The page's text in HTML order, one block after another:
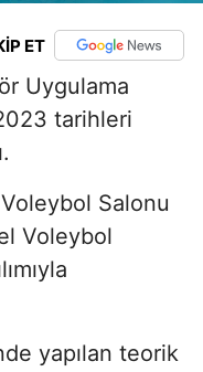
ET
Uygulama
tarihleri
Salonu
Voleybol
yapılan teorik